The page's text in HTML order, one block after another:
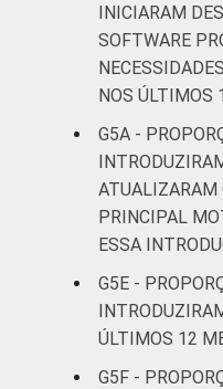
* Base: 6977
computador,
ocupadas, que
segmentos da
N, R e S).
de setembro e
INICIARAM
SOFTWARE
NOS ÚLTIMOS
G5A -
ATUALIZARAM
PRINCIPAL
ESSA
G5E -
ÚLTIMOS 12
G5F -